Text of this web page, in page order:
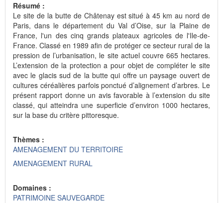
Résumé :
Le site de la butte de Châtenay est situé à 45 km au nord de
Paris, dans le département du Val d’Oise, sur la Plaine de
France, l'un des cinq grands plateaux agricoles de l'Ile-de-
France. Classé en 1989 afin de protéger ce secteur rural de la
pression de l’urbanisation, le site actuel couvre 665 hectares.
L’extension de la protection a pour objet de compléter le site
avec le glacis sud de la butte qui offre un paysage ouvert de
cultures céréalières parfois ponctué d’alignement d’arbres. Le
présent rapport donne un avis favorable à l’extension du site
classé, qui atteindra une superficie d’environ 1000 hectares,
sur la base du critère pittoresque.
Thèmes :
AMENAGEMENT DU TERRITOIRE
AMENAGEMENT RURAL
Domaines :
PATRIMOINE SAUVEGARDE